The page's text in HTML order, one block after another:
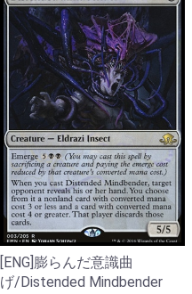
[ENG]膨らんだ意識曲
げ/Distended Mindbender